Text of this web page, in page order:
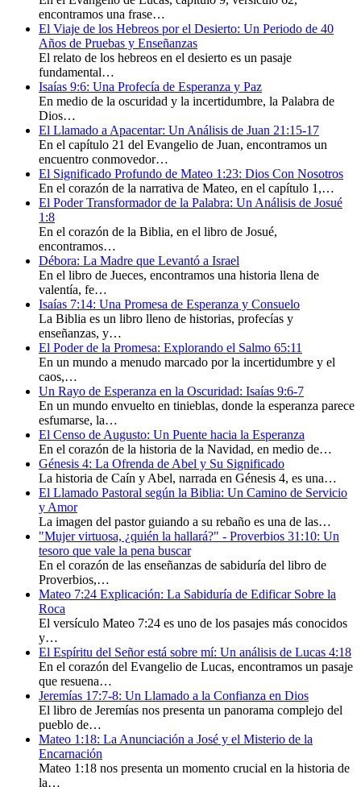
encontramos una frase…
El Viaje de los Hebreos por el Desierto: Un Periodo de 40
Años de Pruebas y Enseñanzas
El relato de los hebreos en el desierto es un pasaje
fundamental…
Isaías 9:6: Una Profecía de Esperanza y Paz
En medio de la oscuridad y la incertidumbre, la Palabra de
Dios…
El Llamado a Apacentar: Un Análisis de Juan 21:15-17
En el capítulo 21 del Evangelio de Juan, encontramos un
encuentro conmovedor…
El Significado Profundo de Mateo 1:23: Dios Con Nosotros
En el corazón de la narrativa de Mateo, en el capítulo 1,…
El Poder Transformador de la Palabra: Un Análisis de Josué
1:8
En el corazón de la Biblia, en el libro de Josué,
encontramos…
Débora: La Madre que Levantó a Israel
En el libro de Jueces, encontramos una historia llena de
valentía, fe…
Isaías 7:14: Una Promesa de Esperanza y Consuelo
La Biblia es un libro lleno de historias, profecías y
enseñanzas, y…
El Poder de la Promesa: Explorando el Salmo 65:11
En un mundo a menudo marcado por la incertidumbre y el
caos,…
Un Rayo de Esperanza en la Oscuridad: Isaías 9:6-7
En un mundo envuelto en tinieblas, donde la esperanza parece
esfumarse, la…
El Censo de Augusto: Un Puente hacia la Esperanza
En el corazón de la historia de la Navidad, en medio de…
Génesis 4: La Ofrenda de Abel y Su Significado
La historia de Caín y Abel, narrada en Génesis 4, es una…
El Llamado Pastoral según la Biblia: Un Camino de Servicio
y Amor
La imagen del pastor guiando a su rebaño es una de las…
"Mujer virtuosa, ¿quién la hallará?" - Proverbios 31:10: Un
tesoro que vale la pena buscar
En el corazón de las enseñanzas de sabiduría del libro de
Proverbios,…
Mateo 7:24 Explicación: La Sabiduría de Edificar Sobre la
Roca
El versículo Mateo 7:24 es uno de los pasajes más conocidos
y…
El Espíritu del Señor está sobre mí: Un análisis de Lucas 4:18
En el corazón del Evangelio de Lucas, encontramos un pasaje
que resuena…
Jeremías 17:7-8: Un Llamado a la Confianza en Dios
El libro de Jeremías nos presenta un panorama complejo del
pueblo de…
Mateo 1:18: La Anunciación a José y el Misterio de la
Encarnación
Mateo 1:18 nos presenta un momento crucial en la historia de
la…